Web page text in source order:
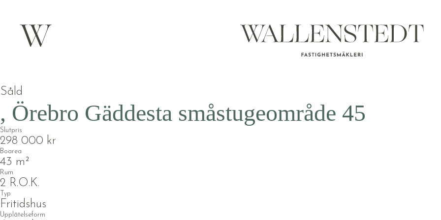
Såld
, Örebro Gäddesta småstugeområde 45
Slutpris
298 000 kr
Boarea
43 m²
Rum
2 R.O.K.
Typ
Fritidshus
Upplåtelseform